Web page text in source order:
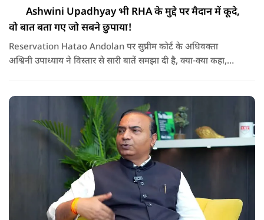
Ashwini Upadhyay भी RHA के मुद्दे पर मैदान में कूदे,
वो बात बता गए जो सबने छुपाया!
Reservation Hatao Andolan पर सुप्रीम कोर्ट के अधिवक्ता
अश्विनी उपाध्याय ने विस्तार से सारी बातें समझा दी है, क्या-क्या कहा,